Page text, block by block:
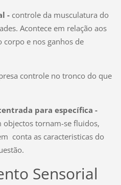
- controle da musculatura do
Acontece em relação aos
corpo e nos ganhos de
controle no tronco do que
para específica -
tornam-se fluidos,
conta as caracteristicas do
Sensorial